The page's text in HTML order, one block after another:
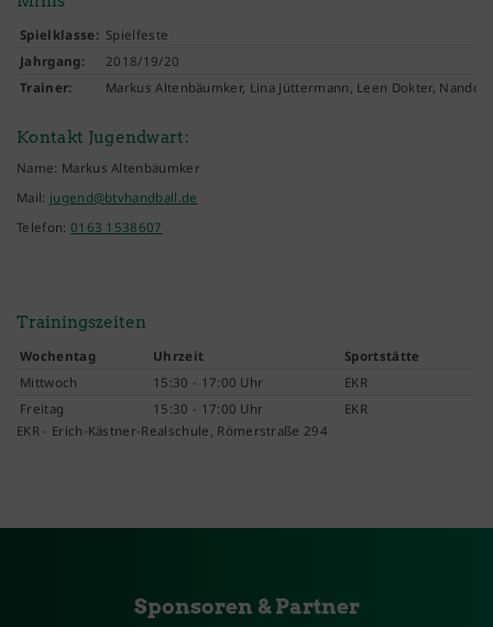
Spielklasse: Spielfeste
Jahrgang:
2018/19/20
Trainer:
Markus Altenbäumker, Lina Jüttermann, Leen Dokter, Nando
Kontakt Jugendwart:
Name: Markus Altenbäumker
Mail: jugend@btvhandball.de
Telefon: 0163 1538607
Trainingszeiten
Wochentag Uhrzeit
Sportstätte
Mittwoch
15:30 - 17:00 Uhr
EKR
Freitag
15:30 - 17:00 Uhr
EKR
EKR - Erich-Kästner-Realschule, Römerstraße 294
Sponsoren & Partner